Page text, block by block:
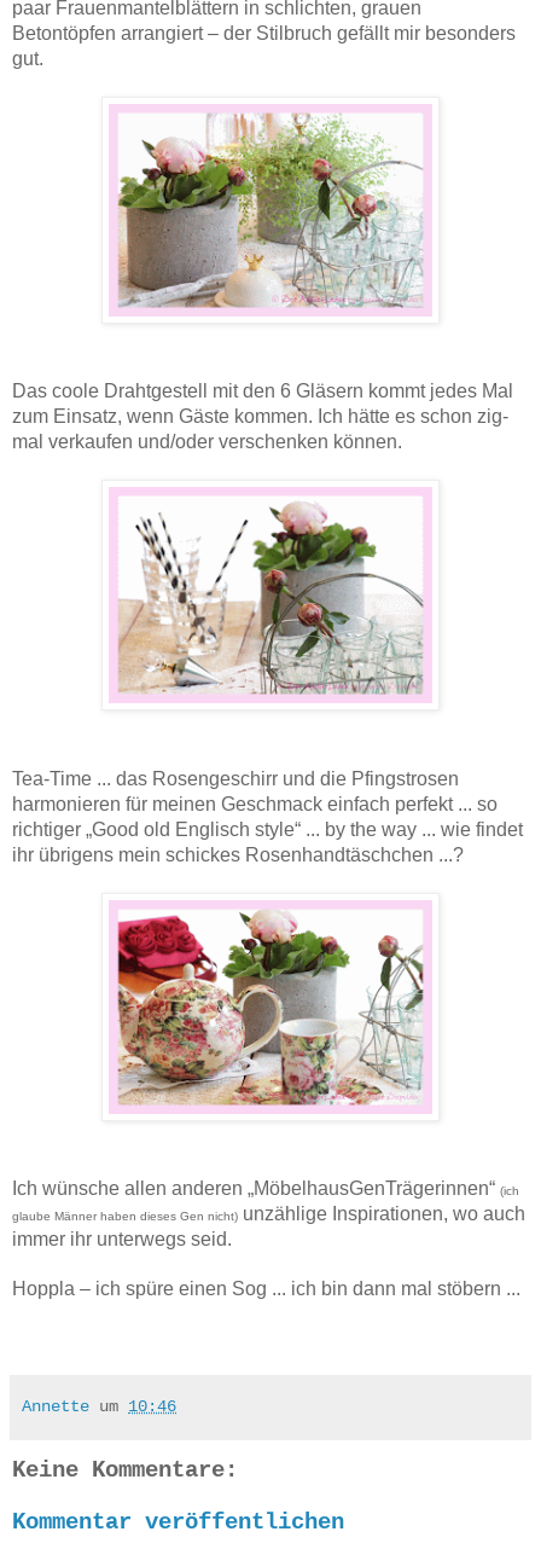
paar Frauenmantelblättern in schlichten, grauen
Betontöpfen arrangiert – der Stilbruch gefällt mir besonders
gut.
Das coole Drahtgestell mit den 6 Gläsern kommt jedes Mal
zum Einsatz, wenn Gäste kommen. Ich hätte es schon zig-
mal verkaufen und/oder verschenken können.
Tea-Time ... das Rosengeschirr und die Pfingstrosen
harmonieren für meinen Geschmack einfach perfekt ... so
richtiger „Good old Englisch style“ ... by the way ... wie findet
ihr übrigens mein schickes Rosenhandtäschchen ...?
Ich wünsche allen anderen „MöbelhausGenTrägerinnen“ (ich
glaube Männer haben dieses Gen nicht) unzählige Inspirationen, wo auch
immer ihr unterwegs seid.
Hoppla – ich spüre einen Sog ... ich bin dann mal stöbern ...
Annette um 10:46
Keine Kommentare:
Kommentar veröffentlichen